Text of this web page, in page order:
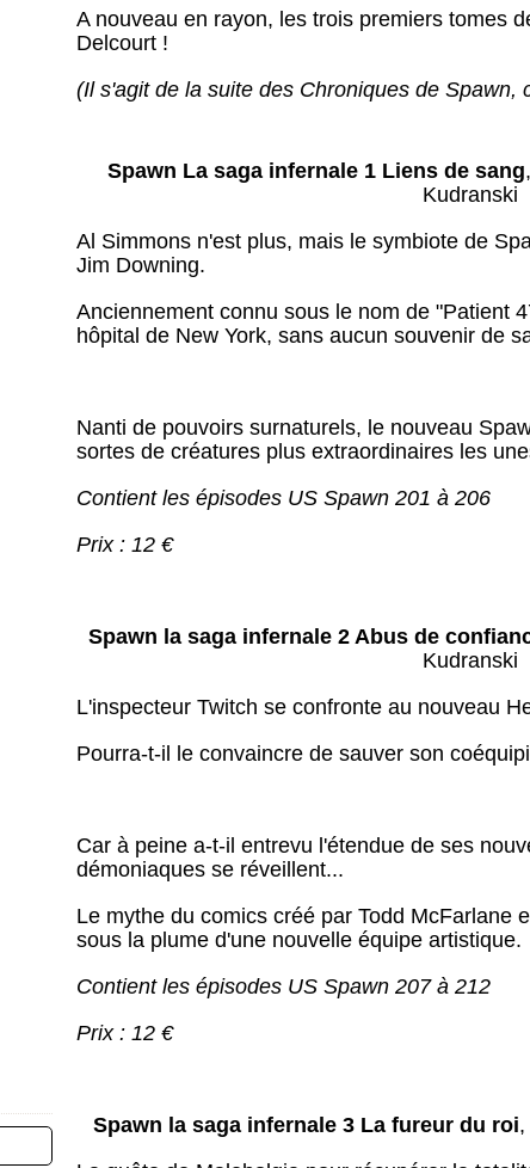
A nouveau en rayon, les trois premiers tomes
Delcourt !
(Il s'agit de la suite des Chroniques de Spawn,
Spawn La saga infernale 1 Liens de sang
Kudranski
Al Simmons n'est plus, mais le symbiote de
Jim Downing.
Anciennement connu sous le nom de "Patient
hôpital de New York, sans aucun souvenir de
Nanti de pouvoirs surnaturels, le nouveau
sortes de créatures plus extraordinaires les
Contient les épisodes US Spawn 201 à 206
Prix : 12 €
Spawn la saga infernale 2 Abus de
Kudranski
L'inspecteur Twitch se confronte au nouveau
Pourra-t-il le convaincre de sauver son
Car à peine a-t-il entrevu l'étendue de ses
démoniaques se réveillent...
Le mythe du comics créé par Todd McFarlane
sous la plume d'une nouvelle équipe artistique.
Contient les épisodes US Spawn 207 à 212
Prix : 12 €
Spawn la saga infernale 3 La fureur du roi